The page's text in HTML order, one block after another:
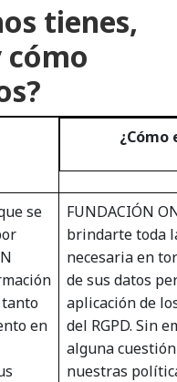
tienes,
cómo
se
en
FUNDACIÓN
brindarte toda
necesaria en
de sus datos
aplicación de
del RGPD. Sin
alguna
nuestras